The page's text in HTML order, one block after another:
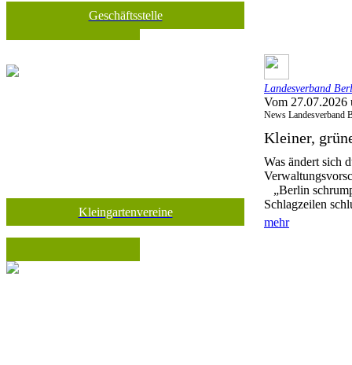
Geschäftsstelle
Kleingartenvereine
Landesverband
Vom 27.07.2026
News Landesverband
Kleiner,
Was ändert sich
„Berlin
Schlagzeilen
mehr